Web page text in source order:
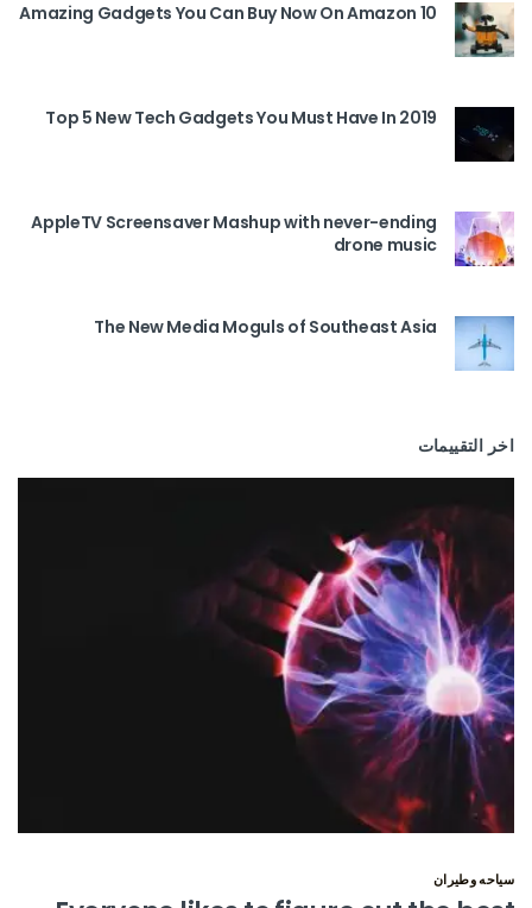
10 Amazing Gadgets You Can Buy Now On Amazon
Top 5 New Tech Gadgets You Must Have In 2019
AppleTV Screensaver Mashup with never-ending
drone music
The New Media Moguls of Southeast Asia
اخر التقييمات
سياحه وطيران